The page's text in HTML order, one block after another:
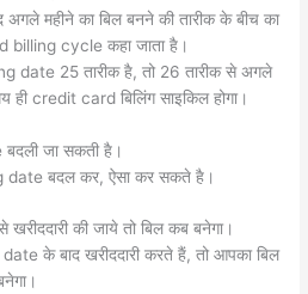
महीने का बिल बनने की तारीक के बीच का
billing cycle कहा जाता है।
date 25 तारीक है, तो 26 तारीक से अगले
ही credit card बिलिंग साइकिल होगा।
जा सकती है।
बदल कर, ऐसा कर सकते है।
की जाये तो बिल कब बनेगा।
के बाद खरीददारी करते हैं, तो आपका बिल